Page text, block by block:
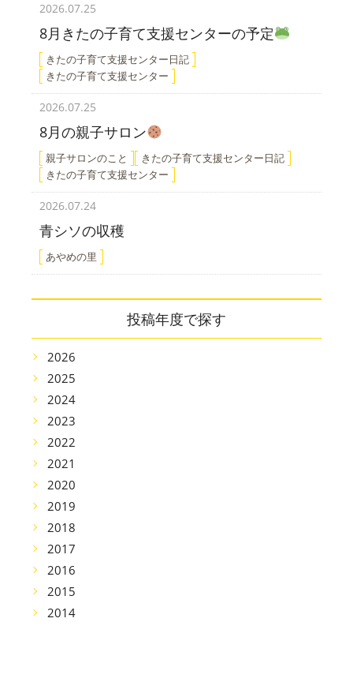
2026.07.25
8月きたの子育て支援センターの予定
きたの子育て支援センター日記
きたの子育て支援センター
2026.07.25
8月の親子サロン
親子サロンのこと
きたの子育て支援センター日記
きたの子育て支援センター
2026.07.24
青シソの収穫
あやめの里
投稿年度で探す
2026
2025
2024
2023
2022
2021
2020
2019
2018
2017
2016
2015
2014